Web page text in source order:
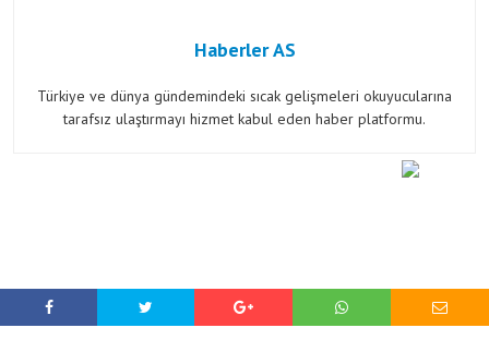
Haberler AS
Türkiye ve dünya gündemindeki sıcak gelişmeleri okuyucularına
tarafsız ulaştırmayı hizmet kabul eden haber platformu.